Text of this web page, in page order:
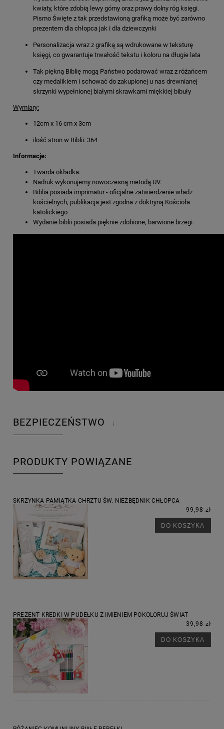
kwiaty, które zdobią lewy górny oraz prawy dolny róg księgi.
Pismo Święte z tak przedstawioną grafiką może być zarówno
prezentem dla chłopca jak i dla dziewczynki
Personalizacja wraz z grafiką są wdrukowane w teksturę
księgi, co gwarantuje trwałość tekstu i koloru na długie lata
Tak piękną Biblię mogą Państwo podarować wraz z różańcem
czy medalikiem i schować do zakupionej u nas drewnianej
skrzynki wypełnionej białymi skrawkami miękkiej bibuły
Wymiary:
12cm x 16 cm x 3cm
ilość stron w Biblii: 364
Informacje:
Twarda okładka.
Nadruk wykonujemy nowoczesną metodą UV.
Biblia posiada imprimatur - oficjalne zatwierdzenie władz
kościelnych, publikacja jest zgodna z doktryną Kościoła
katolickiego
Wydanie biblii posiada pięknie zdobione, barwione brzegi.
BEZPIECZEŃSTWO ↓
PRODUKTY POWIĄZANE
SKRZYNKA PAMIĄTKA CHRZTU ŚW. NIEZBĘDNIK CHŁOPCA
99,98 zł
DO KOSZYKA
PREZENT KREDKI W PUDEŁKU Z IMIENIEM POKOLORUJ ŚWIAT
39,98 zł
DO KOSZYKA